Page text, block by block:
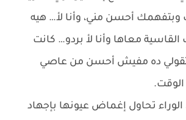
وبتفهمك أحسن مني، وأنا لأ… هيه
معاها وأنا لأ بردو… كانت
ده مفيش أحسن من عاصي
تحاول إغماض عيونها بإجهاد